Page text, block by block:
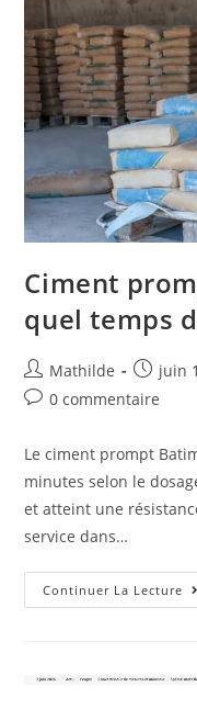
Ciment
quel temps
Mathilde juin
0 commentaire
Le ciment prompt
minutes selon le
et atteint une
service dans…
Continuer La Lecture